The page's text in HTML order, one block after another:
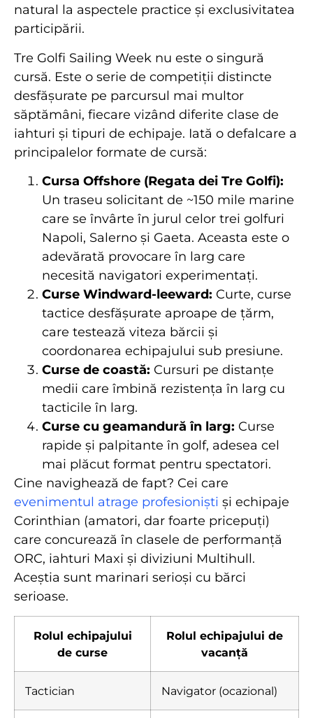
natural la aspectele practice și exclusivitatea
participării.
Tre Golfi Sailing Week nu este o singură
cursă. Este o serie de competiții distincte
desfășurate pe parcursul mai multor
săptămâni, fiecare vizând diferite clase de
iahturi și tipuri de echipaje. Iată o defalcare a
principalelor formate de cursă:
Cursa Offshore (Regata dei Tre Golfi):
Un traseu solicitant de ~150 mile marine
care se învârte în jurul celor trei golfuri
Napoli, Salerno și Gaeta. Aceasta este o
adevărată provocare în larg care
necesită navigatori experimentați.
Curse Windward-leeward: Curte, curse
tactice desfășurate aproape de țărm,
care testează viteza bărcii și
coordonarea echipajului sub presiune.
Curse de coastă: Cursuri pe distanțe
medii care îmbină rezistența în larg cu
tacticile în larg.
Curse cu geamandură în larg: Curse
rapide și palpitante în golf, adesea cel
mai plăcut format pentru spectatori.
Cine navighează de fapt? Cei care
evenimentul atrage profesioniști și echipaje
Corinthian (amatori, dar foarte pricepuți)
care concurează în clasele de performanță
ORC, iahturi Maxi și diviziuni Multihull.
Aceștia sunt marinari serioși cu bărci
serioase.
Rolul echipajului
de curse
Rolul echipajului de
vacanță
Tactician Navigator (ocazional)